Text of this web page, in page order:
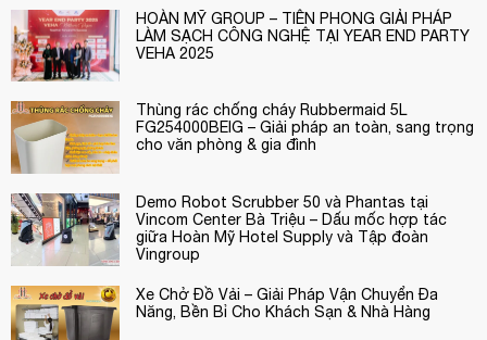
HOÀN MỸ GROUP – TIÊN PHONG GIẢI PHÁP
LÀM SẠCH CÔNG NGHỆ TẠI YEAR END PARTY
VEHA 2025
Thùng rác chống cháy Rubbermaid 5L
FG254000BEIG – Giải pháp an toàn, sang trọng
cho văn phòng & gia đình
Demo Robot Scrubber 50 và Phantas tại
Vincom Center Bà Triệu – Dấu mốc hợp tác
giữa Hoàn Mỹ Hotel Supply và Tập đoàn
Vingroup
Xe Chở Đồ Vải – Giải Pháp Vận Chuyển Đa
Năng, Bền Bỉ Cho Khách Sạn & Nhà Hàng